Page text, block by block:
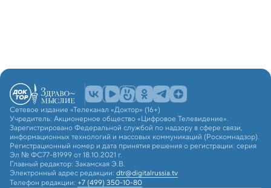
Сетевое издание «Телеканал «Доктор» (16+)
Учредитель: Акционерное общество «Цифровое Телевидение».
Зарегистрировано Федеральной службой по надзору в сфере связи,
информационных технологий и массовых коммуникаций (Роскомнадзор).
Регистрационный номер и дата принятия решения о регистрации: серия
Эл № ФС77-81999 от 18.10.2021 г.
Главный редактор: Закамская Э.В.
Электронный адрес редакции: dtr@digitalrussia.tv
Телефон редакции: +7 (499) 350-10-80